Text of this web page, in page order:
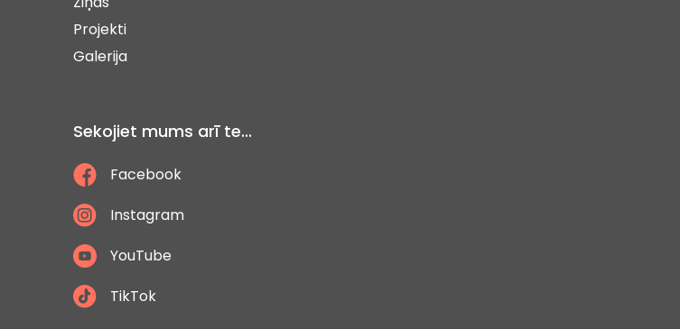
Projekti
Galerija
Sekojiet mums arī te...
Facebook
Instagram
YouTube
TikTok